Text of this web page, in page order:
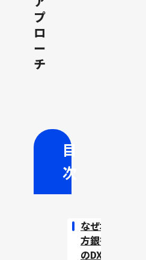
プ
ロ
ー
チ
目
次
なぜ地
方銀行
のDXは